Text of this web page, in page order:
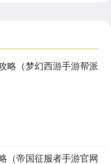
略（梦幻西游手游帮派
（帝国征服者手游官网